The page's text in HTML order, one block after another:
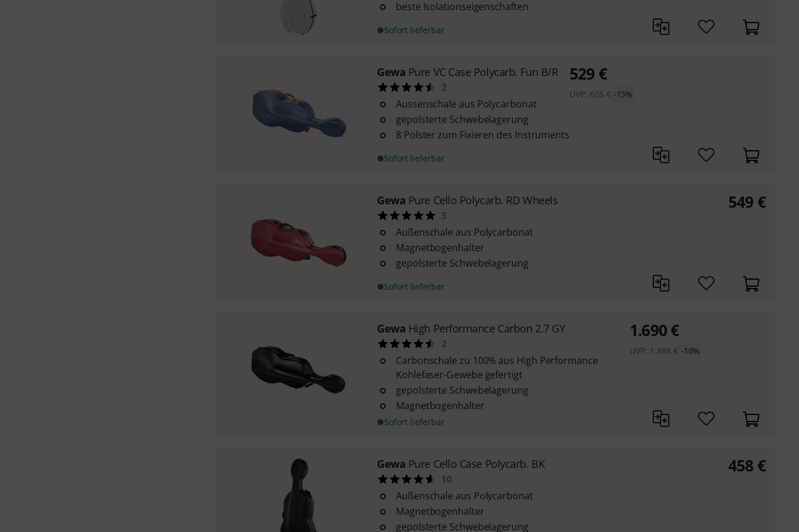
beste Isolationseigenschaften
Sofort lieferbar
Gewa Pure VC Case Polycarb. Fun B/R
2
Aussenschale aus Polycarbonat
gepolsterte Schwebelagerung
8 Polster zum Fixieren des Instruments
Sofort lieferbar
529 €
UVP: 605 € -13%
Gewa Pure Cello Polycarb. RD Wheels
3
Außenschale aus Polycarbonat
Magnetbogenhalter
gepolsterte Schwebelagerung
Sofort lieferbar
549 €
Gewa High Performance Carbon 2.7 GY
2
Carbonschale zu 100% aus High Performance
Kohlefaser-Gewebe gefertigt
gepolsterte Schwebelagerung
Magnetbogenhalter
Sofort lieferbar
1.690€
UVP: 1.888 € -10%
Gewa Pure Cello Case Polycarb. BK
10
Außenschale aus Polycarbonat
Magnetbogenhalter
gepolsterte Schwebelagerung
458 €